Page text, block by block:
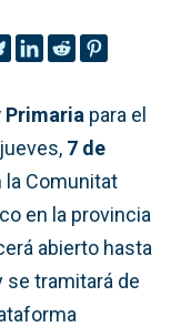
Primaria para el
7 de
la Comunitat
en la provincia
abierto hasta
se tramitará de